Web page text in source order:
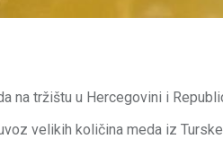
na tržištu u Hercegovini i
velikih količina meda iz